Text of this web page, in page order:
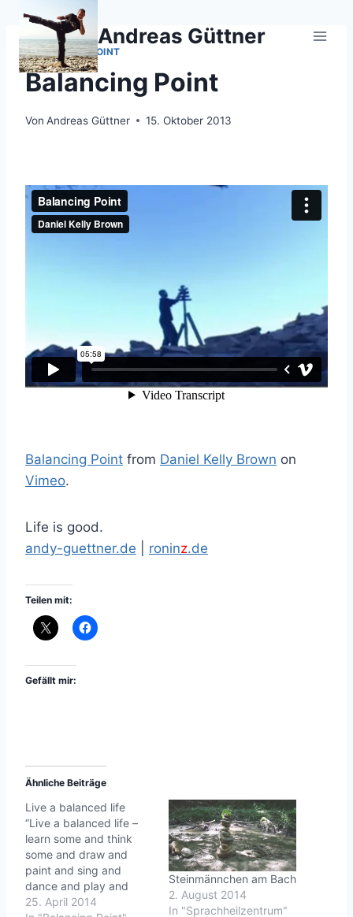
Zum
springen
Andreas Güttner
BALANCING POINT
Balancing Point
Von Andreas Güttner 15. Oktober 2013
Balancing Point from Daniel Kelly Brown on
Vimeo.
Life is good.
andy-guettner.de
roninz.de
Teilen mit:
Gefällt mir:
Ähnliche Beiträge
Live a balanced life
“Live a balanced life –
learn some and think
some and draw and
paint and sing and
dance and play and
work every day some.” –
25. April 2014
Steinmännchen am Bach
2. August 2014
In "Sprachheilzentrum"